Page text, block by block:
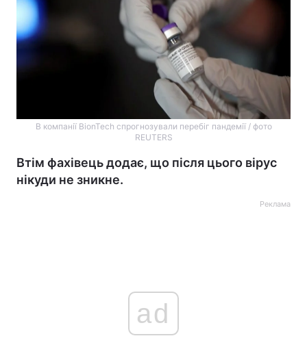
В компанії BionTech спрогнозували перебіг пандемії / фото
REUTERS
Втім фахівець додає, що після цього вірус
нікуди не зникне.
Реклама
ad